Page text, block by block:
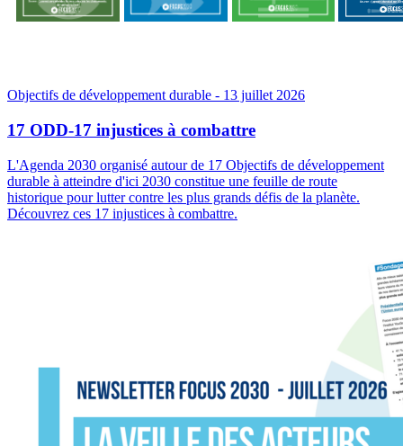
Objectifs de développement durable - 13 juillet 2026
17 ODD-17 injustices à combattre
L'Agenda 2030 organisé autour de 17 Objectifs de développement
durable à atteindre d'ici 2030 constitue une feuille de route
historique pour lutter contre les plus grands défis de la planète.
Découvrez ces 17 injustices à combattre.